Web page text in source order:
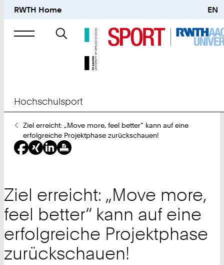
RWTH Home EN
Suche
nach
Hochschulsport
Sie
sind
hier:
Ziel erreicht: „Move more, feel better“ kann auf eine
erfolgreiche Projektphase zurückschauen!
Ziel erreicht: „Move more,
feel better“ kann auf eine
erfolgreiche Projektphase
zurückschauen!